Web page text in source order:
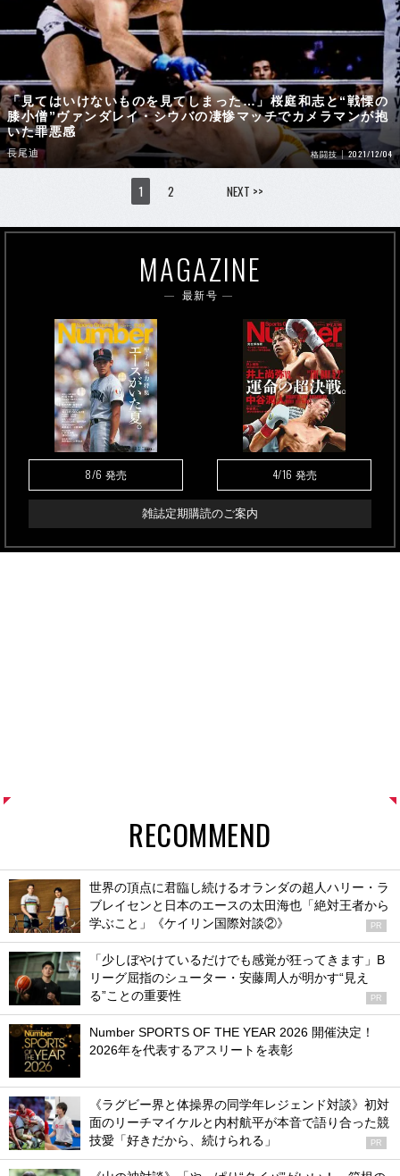
「見てはいけないものを見てしまった…」桜庭和志と“戦慄の
膝小僧”ヴァンダレイ・シウバの凄惨マッチでカメラマンが抱
いた罪悪感
長尾迪 格闘技 2021/12/04
1 2 NEXT >>
MAGAZINE
最新号
8/6 発売 4/16 発売
雑誌定期購読のご案内
RECOMMEND
世界の頂点に君臨し続けるオランダの超人ハリー・ラ
ブレイセンと日本のエースの太田海也「絶対王者から
学ぶこと」《ケイリン国際対談②》
PR
「少しぼやけているだけでも感覚が狂ってきます」B
リーグ屈指のシューター・安藤周人が明かす“見え
る”ことの重要性
PR
Number SPORTS OF THE YEAR 2026 開催決定！
2026年を代表するアスリートを表彰
《ラグビー界と体操界の同学年レジェンド対談》初対
面のリーチマイケルと内村航平が本音で語り合った競
技愛「好きだから、続けられる」
PR